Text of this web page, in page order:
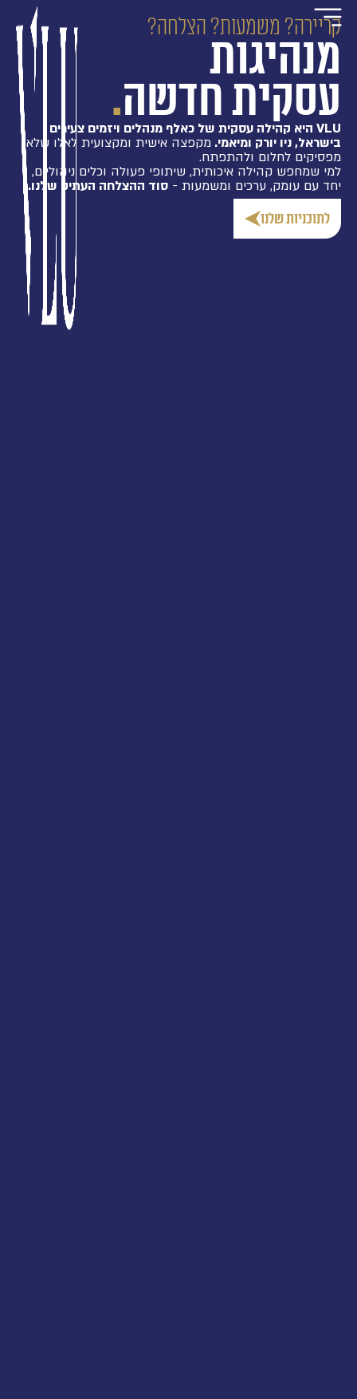
קריירה? משמעות? הצלחה?
מנהיגות
עסקית חדשה.
VLU היא קהילה עסקית של כאלף מנהלים ויזמים צעירים
בישראל, ניו יורק ומיאמי. מקפצה אישית ומקצועית לאלו שלא
מפסיקים לחלום ולהתפתח.
למי שמחפש קהילה איכותית, שיתופי פעולה וכלים ניהוליים,
יחד עם עומק, ערכים ומשמעות - סוד ההצלחה העתיק שלנו.
לתוכניות שלנו